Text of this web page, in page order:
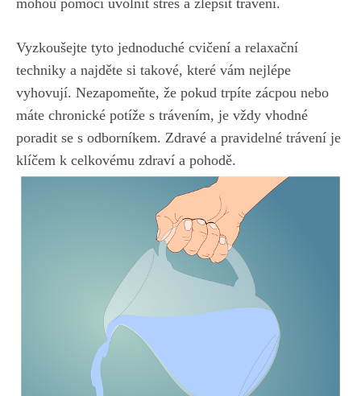
Vyzkoušejte tyto jednoduché cvičení a relaxační
techniky a najděte si takové, které vám nejlépe
vyhovují. Nezapomeňte, že pokud trpíte zácpou nebo
máte chronické potíže s trávením, je vždy vhodné
poradit se s odborníkem. Zdravé a pravidelné trávení je
klíčem k celkovému zdraví a pohodě.